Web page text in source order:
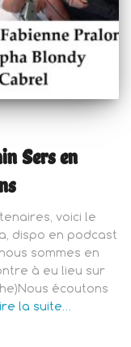
Sers en
voici le
dispo en podcast
sommes en
à eu lieu sur
écoutons
la suite…